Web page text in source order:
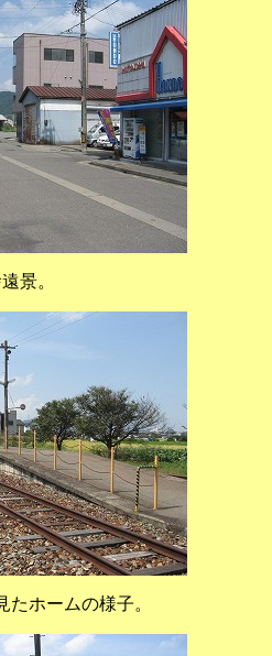
景。
たホームの様子。